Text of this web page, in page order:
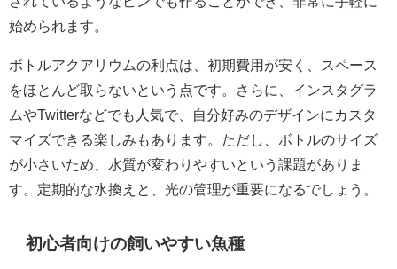
始められます。
ボトルアクアリウムの利点は、初期費用が安く、スペース
をほとんど取らないという点です。さらに、インスタグラ
ムやTwitterなどでも人気で、自分好みのデザインにカスタ
マイズできる楽しみもあります。ただし、ボトルのサイズ
が小さいため、水質が変わりやすいという課題がありま
す。定期的な水換えと、光の管理が重要になるでしょう。
初心者向けの飼いやすい魚種